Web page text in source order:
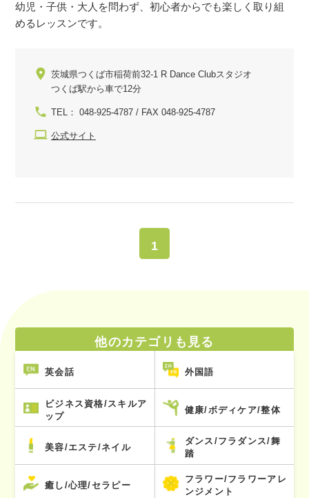
幼児・子供・大人を問わず、初心者からでも楽しく取り組
めるレッスンです。
茨城県つくば市稲荷前32-1 R Dance Clubスタジオ
つくば駅から車で12分
TEL： 048-925-4787 / FAX 048-925-4787
公式サイト
1
他のカテゴリも見る
英会話 外国語
ビジネス資格/スキルア
ップ
健康/ボディケア/整体
美容/エステ/ネイル
ダンス/フラダンス/舞
踏
癒し/心理/セラピー
フラワー/フラワーアレ
ンジメント